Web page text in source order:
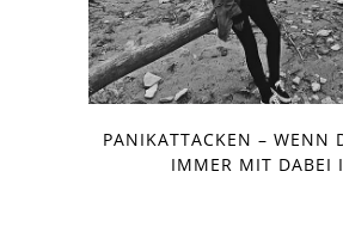
PANIKATTACKEN – WENN
IMMER MIT DABEI